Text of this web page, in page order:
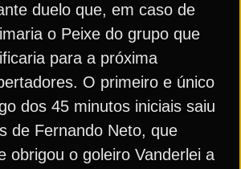
duelo que, em caso de
o Peixe do grupo que
para a próxima
O primeiro e único
dos 45 minutos iniciais saiu
de Fernando Neto, que
obrigou o goleiro Vanderlei a